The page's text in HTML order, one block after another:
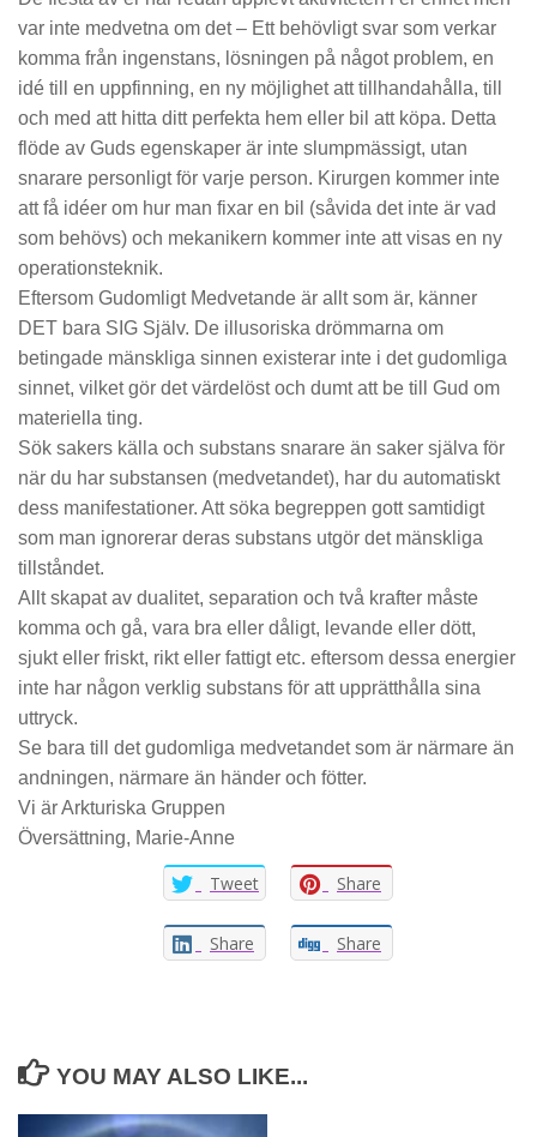
var inte medvetna om det – Ett behövligt svar som verkar
komma från ingenstans, lösningen på något problem, en
idé till en uppfinning, en ny möjlighet att tillhandahålla, till
och med att hitta ditt perfekta hem eller bil att köpa. Detta
flöde av Guds egenskaper är inte slumpmässigt, utan
snarare personligt för varje person. Kirurgen kommer inte
att få idéer om hur man fixar en bil (såvida det inte är vad
som behövs) och mekanikern kommer inte att visas en ny
operationsteknik.
Eftersom Gudomligt Medvetande är allt som är, känner
DET bara SIG Själv. De illusoriska drömmarna om
betingade mänskliga sinnen existerar inte i det gudomliga
sinnet, vilket gör det värdelöst och dumt att be till Gud om
materiella ting.
Sök sakers källa och substans snarare än saker själva för
när du har substansen (medvetandet), har du automatiskt
dess manifestationer. Att söka begreppen gott samtidigt
som man ignorerar deras substans utgör det mänskliga
tillståndet.
Allt skapat av dualitet, separation och två krafter måste
komma och gå, vara bra eller dåligt, levande eller dött,
sjukt eller friskt, rikt eller fattigt etc. eftersom dessa energier
inte har någon verklig substans för att upprätthålla sina
uttryck.
Se bara till det gudomliga medvetandet som är närmare än
andningen, närmare än händer och fötter.
Vi är Arkturiska Gruppen
Översättning, Marie-Anne
Tweet Share
Share Share
YOU MAY ALSO LIKE...